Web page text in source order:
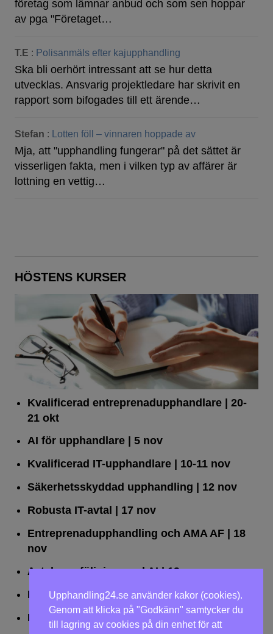
företag som lämnar anbud och som sen hoppar
av pga "Företaget…
T.E : Polisanmäls efter kajupphandling
Ska bli oerhört intressant att se hur detta
utvecklas. Ansvarig projektledare har skrivit en
rapport som bifogades till ett ärende…
Stefan : Lotten föll – vinnaren hoppade av
Mja, att "upphandling fungerar" på det sättet är
visserligen fakta, men i vilken typ av affärer är
lottning en vettig…
HÖSTENS KURSER
Kvalificerad entreprenad­upphandlare | 20-
21 okt
AI för upphandlare| 5 nov
Kvalificerad IT-upphandlare| 10-11 nov
Säkerhetsskyddad upphandling | 12 nov
Robusta IT-avtal | 17 nov
Entreprenadupphandling och AMA AF| 18
nov
Avtalsuppföljning med AI| 19 nov
Leda upphandlingar effektivt| 25 nov
Dialogförfaranden | 26 nov
Upphandling24.se använder kakor (cookies).
Genom att klicka på "Godkänn" samtycker du
till lagring av cookies på din enhet för att